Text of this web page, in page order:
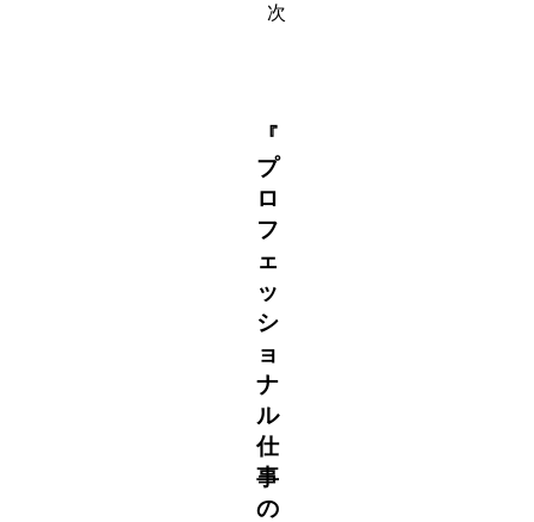
次
『
プ
ロ
フ
ェ
ッ
シ
ョ
ナ
ル
仕
事
の